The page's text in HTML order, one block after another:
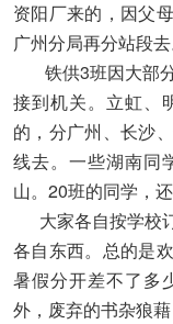
资阳厂来的，因父
广州分局再分站段去
铁供3班因大部分
接到机关。立虹、
的，分广州、长沙
线去。一些湖南同
山。20班的同学，
大家各自按学校
各自东西。总的是
暑假分开差不了多
外，废弃的书杂狼